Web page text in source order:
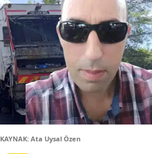
KAYNAK: Ata Uysal Özen